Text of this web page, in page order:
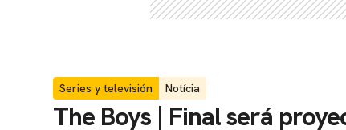
Series y televisión Notícia
The Boys | Final será